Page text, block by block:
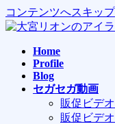
コンテンツへスキップ
Home
Profile
Blog
セガセガ動画
販促ビデオ
販促ビデオ